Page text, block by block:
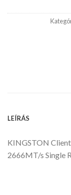
LEÍRÁS
KINGSTON
2666MT/s Single